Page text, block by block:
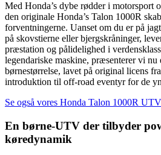
Med Honda’s dybe rødder i motorsport
den originale Honda’s Talon 1000R
forventningerne. Uanset om du er på
på skovstierne eller bjergskråninger,
præstation og pålidelighed i
legendariske maskine, præsenterer vi nu
børnestørrelse, lavet på original licens
introduktion til off-road eventyr for de
Se også vores Honda Talon 1000R
En børne-UTV der tilbyder
køredynamik